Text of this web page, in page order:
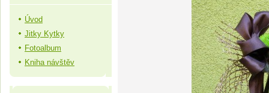
Úvod
Jitky Kytky
Fotoalbum
Kniha návštěv